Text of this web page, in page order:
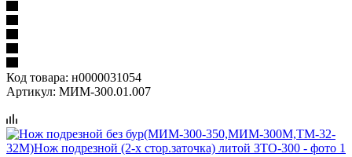
Код товара: н0000031054
Артикул: МИМ-300.01.007